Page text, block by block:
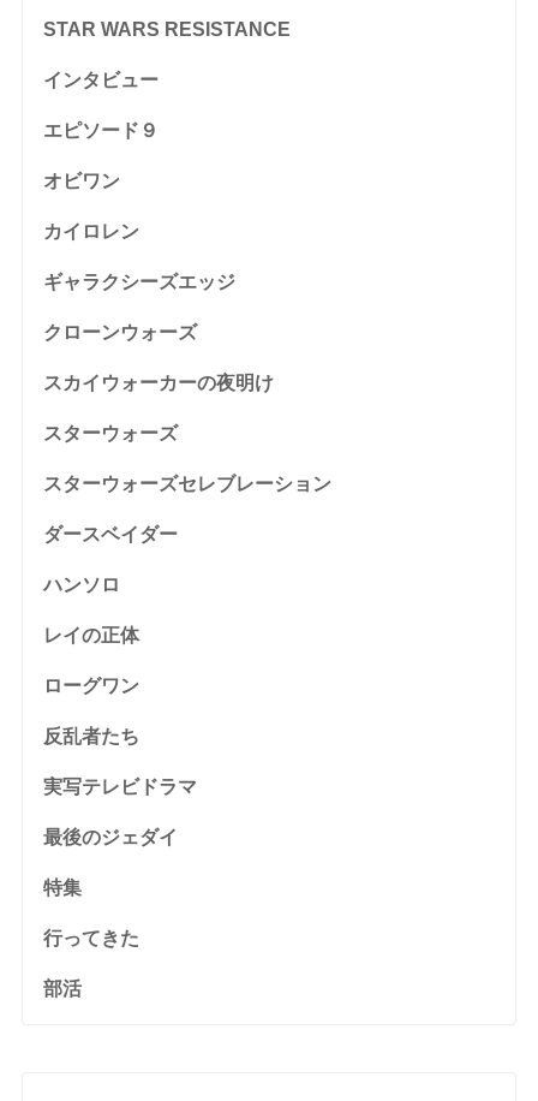
STAR WARS RESISTANCE
インタビュー
エピソード９
オビワン
カイロレン
ギャラクシーズエッジ
クローンウォーズ
スカイウォーカーの夜明け
スターウォーズ
スターウォーズセレブレーション
ダースベイダー
ハンソロ
レイの正体
ローグワン
反乱者たち
実写テレビドラマ
最後のジェダイ
特集
行ってきた
部活